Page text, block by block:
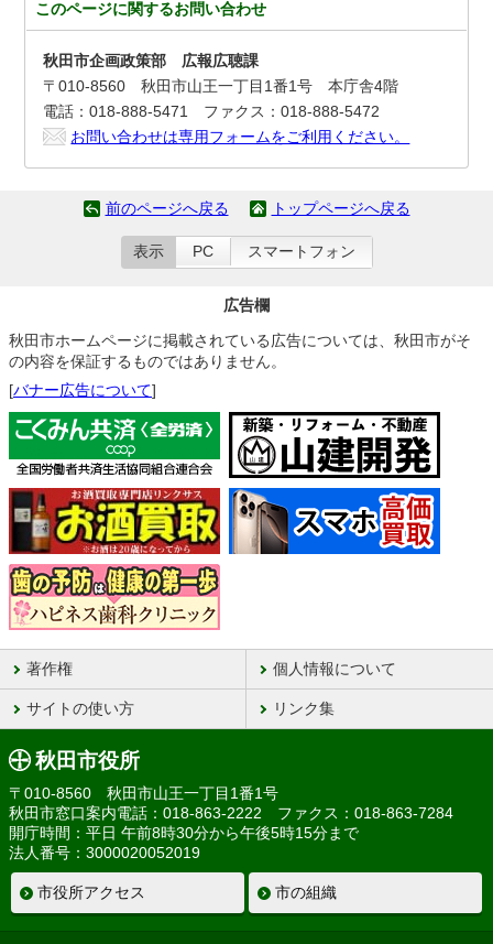
このページに関するお問い合わせ
秋田市企画政策部 広報広聴課
〒010-8560 秋田市山王一丁目1番1号 本庁舎4階
電話：018-888-5471 ファクス：018-888-5472
お問い合わせは専用フォームをご利用ください。
前のページへ戻る トップページへ戻る
表示 PC スマートフォン
広告欄
秋田市ホームページに掲載されている広告については、秋田市がそ
の内容を保証するものではありません。
[バナー広告について]
著作権 個人情報について
サイトの使い方 リンク集
秋田市役所
〒010-8560 秋田市山王一丁目1番1号
秋田市窓口案内電話：018-863-2222 ファクス：018-863-7284
開庁時間：平日 午前8時30分から午後5時15分まで
法人番号：3000020052019
市役所アクセス 市の組織